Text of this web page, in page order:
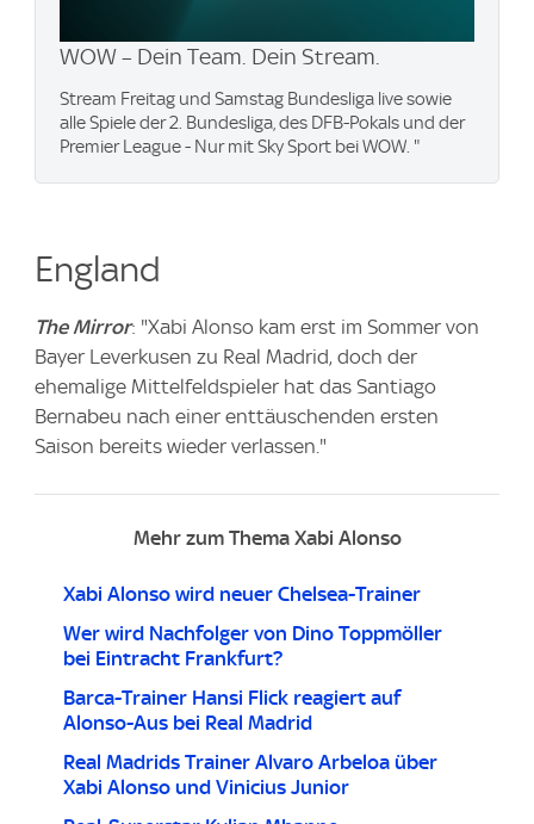
WOW – Dein Team. Dein Stream.
Stream Freitag und Samstag Bundesliga live sowie
alle Spiele der 2. Bundesliga, des DFB-Pokals und der
Premier League - Nur mit Sky Sport bei WOW. "
England
The Mirror: "Xabi Alonso kam erst im Sommer von
Bayer Leverkusen zu Real Madrid, doch der
ehemalige Mittelfeldspieler hat das Santiago
Bernabeu nach einer enttäuschenden ersten
Saison bereits wieder verlassen."
Mehr zum Thema Xabi Alonso
Xabi Alonso wird neuer Chelsea-Trainer
Wer wird Nachfolger von Dino Toppmöller
bei Eintracht Frankfurt?
Barca-Trainer Hansi Flick reagiert auf
Alonso-Aus bei Real Madrid
Real Madrids Trainer Alvaro Arbeloa über
Xabi Alonso und Vinicius Junior